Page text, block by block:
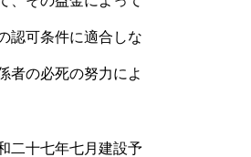
認可条件に適合しな
者の必死の努力によ
二十七年七月建設予